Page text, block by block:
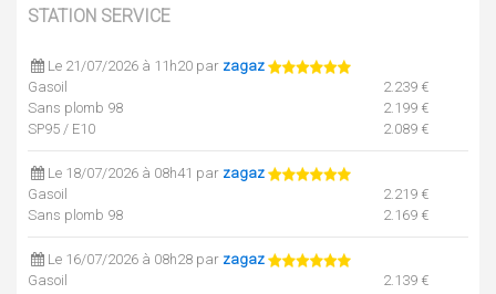
STATION SERVICE
Le 21/07/2026 à 11h20 par zagaz
Gasoil
2.239 €
Sans plomb 98
2.199 €
SP95 / E10
2.089 €
Le 18/07/2026 à 08h41 par zagaz
Gasoil
2.219 €
Sans plomb 98
2.169 €
Le 16/07/2026 à 08h28 par zagaz
Gasoil
2.139 €